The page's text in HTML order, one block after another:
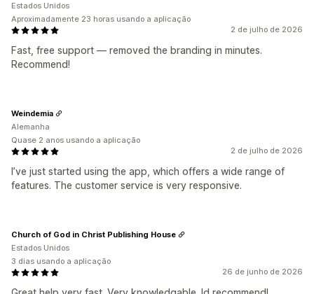
2 de julho de 2026
Fast, free support — removed the branding in minutes.
Recommend!
Estados Unidos
Aproximadamente 23 horas usando a aplicação
2 de julho de 2026
I’ve just started using the app, which offers a wide range of
features. The customer service is very responsive.
Weindemia
Alemanha
Quase 2 anos usando a aplicação
26 de junho de 2026
Church of God in Christ Publishing House
Estados Unidos
3 dias usando a aplicação